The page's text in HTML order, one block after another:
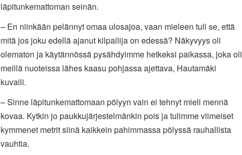
läpitunkemattoman seinän.
– En niinkään pelännyt omaa ulosajoa, vaan mieleen tuli se, että
mitä jos joku edellä ajanut kilpailija on edessä? Näkyvyys oli
olematon ja käytännössä pysähdyimme hetkeksi paikassa, joka oli
meillä nuoteissa lähes kaasu pohjassa ajettava, Hautamäki
kuvaili.
– Sinne läpitunkemattomaan pölyyn vain ei tehnyt mieli mennä
kovaa. Kytkin jo paukkujärjestelmänkin pois ja tulimme viimeiset
kymmenet metrit siinä kaikkein pahimmassa pölyssä rauhallista
vauhtia.